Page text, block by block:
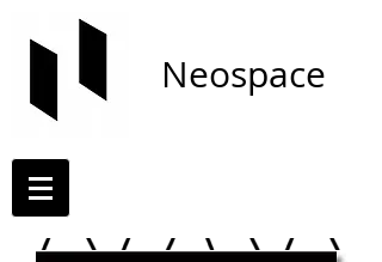
Neospace